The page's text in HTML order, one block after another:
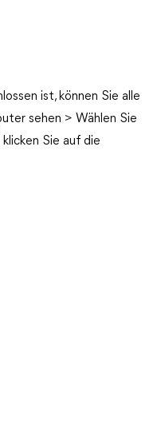
ist, können Sie alle
sehen > Wählen Sie
Sie auf die